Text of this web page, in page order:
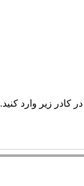
کادر زیر وارد کنید.